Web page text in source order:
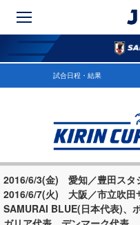
試合日程・結果
2016/6/3(金) 愛知／豊田スタ
2016/6/7(火) 大阪／市立吹田
SAMURAI BLUE(日本代表)、